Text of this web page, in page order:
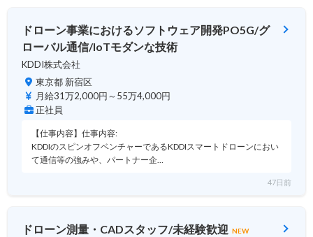
ドローン事業におけるソフトウェア開発PO5G/グ
ローバル通信/IoTモダンな技術
KDDI株式会社
東京都 新宿区
月給31万2,000円～55万4,000円
正社員
【仕事内容】仕事内容:
KDDIのスピンオフベンチャーであるKDDIスマートドローンにおい
て通信等の強みや、パートナー企…
47日前
ドローン測量・CADスタッフ/未経験歓迎 NEW